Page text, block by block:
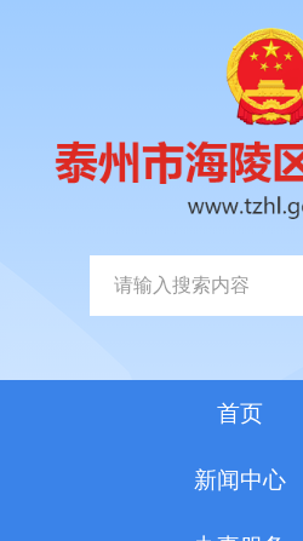
首页
新闻中心